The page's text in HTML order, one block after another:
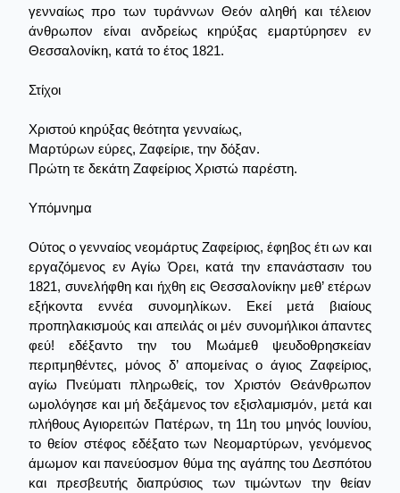
γενναίως προ των τυράννων Θεόν αληθή και τέλειον
άνθρωπον είναι ανδρείως κηρύξας εμαρτύρησεν εν
Θεσσαλονίκη, κατά το έτος 1821.
Στίχοι
Χριστού κηρύξας θεότητα γενναίως,
Μαρτύρων εύρες, Ζαφείριε, την δόξαν.
Πρώτη τε δεκάτη Ζαφείριος Χριστώ παρέστη.
Υπόμνημα
Ούτος ο γενναίος νεομάρτυς Ζαφείριος, έφηβος έτι ων και
εργαζόμενος εν Αγίω Όρει, κατά την επανάστασιν του
1821, συνελήφθη και ήχθη εις Θεσσαλονίκην μεθ’ ετέρων
εξήκοντα εννέα συνομηλίκων. Εκεί μετά βιαίους
προπηλακισμούς και απειλάς οι μέν συνομήλικοι άπαντες
φεύ! εδέξαντο την του Μωάμεθ ψευδοθρησκείαν
περιτμηθέντες, μόνος δ’ απομείνας ο άγιος Ζαφείριος,
αγίω Πνεύματι πληρωθείς, τον Χριστόν Θεάνθρωπον
ωμολόγησε και μή δεξάμενος τον εξισλαμισμόν, μετά και
πλήθους Αγιορειτών Πατέρων, τη 11η του μηνός Ιουνίου,
το θείον στέφος εδέξατο των Νεομαρτύρων, γενόμενος
άμωμον και πανεύοσμον θύμα της αγάπης του Δεσπότου
και πρεσβευτής διαπρύσιος των τιμώντων την θείαν